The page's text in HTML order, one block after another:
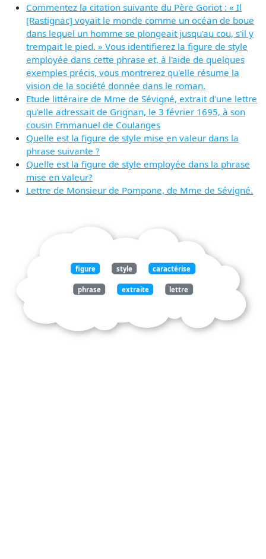
Commentez la citation suivante du Père Goriot : « Il
[Rastignac] voyait le monde comme un océan de boue
dans lequel un homme se plongeait jusqu'au cou, s'il y
trempait le pied. » Vous identifierez la figure de style
employée dans cette phrase et, à l'aide de quelques
exemples précis, vous montrerez qu'elle résume la
vision de la société donnée dans le roman.
Etude littéraire de Mme de Sévigné, extrait d'une lettre
qu'elle adressait de Grignan, le 3 février 1695, à son
cousin Emmanuel de Coulanges
Quelle est la figure de style mise en valeur dans la
phrase suivante ?
Quelle est la figure de style employée dans la phrase
mise en valeur?
Lettre de Monsieur de Pompone, de Mme de Sévigné.
figure style caractérise
phrase extraite lettre